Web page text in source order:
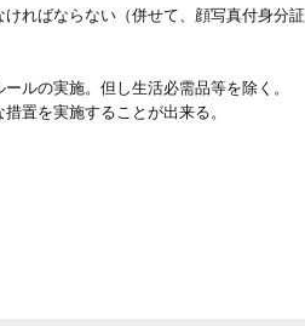
ればならない（併せて、顔写真付身分
ルの実施。但し生活必需品等を除く。
置を実施することが出来る。